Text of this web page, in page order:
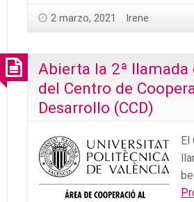
2 marzo, 2021 Irene
Abierta la 2ª llamada
del Centro de
Desarrollo (CCD)
El